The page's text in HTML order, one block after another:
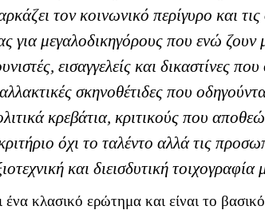
τον κοινωνικό περίγυρο και
για μεγαλοδικηγόρους που ενώ ζουν
εισαγγελείς και δικαστίνες
σκηνοθέτιδες που
κρεβάτια, κριτικούς που
όχι το ταλέντο αλλά τις
και διεισδυτική
ένα κλασικό ερώτημα και είναι το